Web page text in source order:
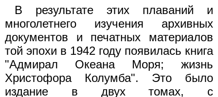
В результате этих плаваний и
многолетнего изучения архивных
документов и печатных материалов
той эпохи в 1942 году появилась книга
"Адмирал Океана Моря; жизнь
Христофора Колумба". Это было
издание в двух томах, с